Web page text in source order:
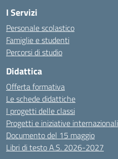
I Servizi
Personale scolastico
Famiglie e studenti
Percorsi di studio
Didattica
Offerta formativa
Le schede didattiche
I progetti delle classi
Progetti e iniziative internazionali
Documento del 15 maggio
Libri di testo A.S. 2026-2027